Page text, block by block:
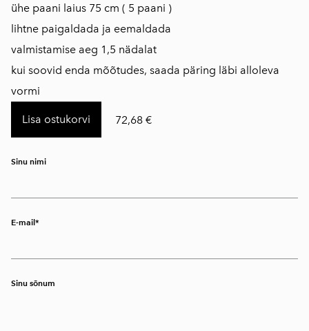
ühe paani laius 75 cm ( 5 paani )
lihtne paigaldada ja eemaldada
valmistamise aeg 1,5 nädalat
kui soovid enda mõõtudes, saada päring läbi alloleva
vormi
Lisa ostukorvi 72,68 €
Sinu nimi
E-mail
Sinu sõnum